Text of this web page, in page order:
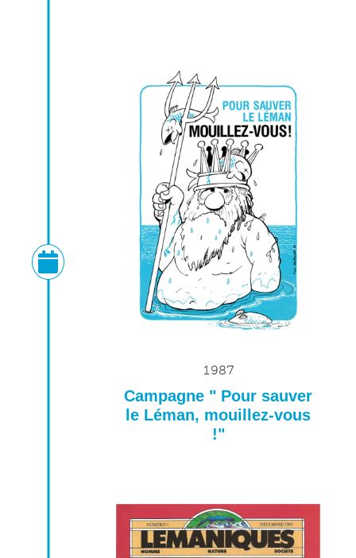
1987
Campagne " Pour sauver
le Léman, mouillez-vous
!"